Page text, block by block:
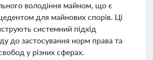
володіння майном, що є
для майнових спорів. Ці
системний підхід
до застосування норм права та
у різних сферах.